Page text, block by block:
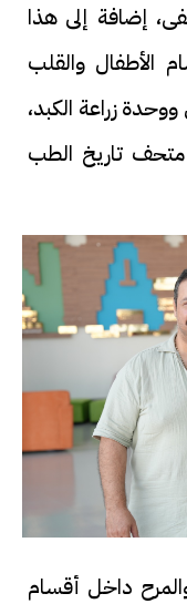
إضافة إلى هذا
الأطفال والقلب
زراعة الكبد،
تاريخ الطب
داخل أقسام